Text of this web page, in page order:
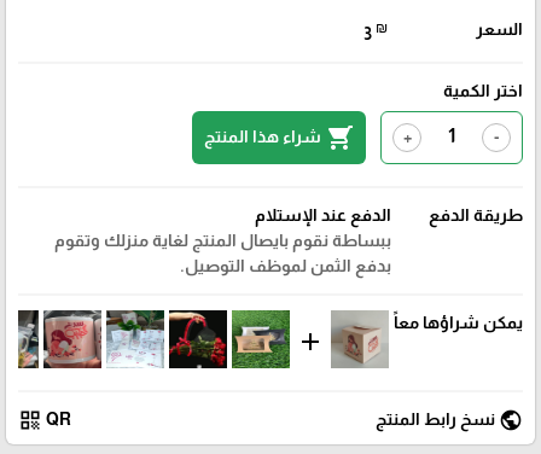
السعر 3 ₪
اختر الكمية
-
+
shopping_cart شراء هذا المنتج
طريقة الدفع
الدفع عند الإستلام
ببساطة نقوم بايصال المنتج لغاية منزلك وتقوم
بدفع الثمن لموظف التوصيل.
يمكن شراؤها معاً
add
public نسخ رابط المنتج QR
qr_code